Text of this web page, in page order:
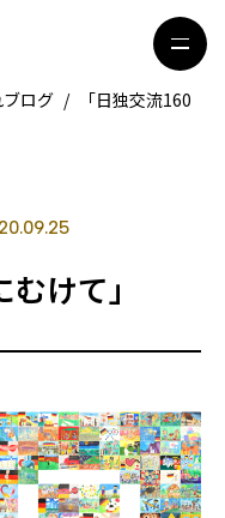
ルメ
学＆キャリア
ログ /
「日独交流160
けて」